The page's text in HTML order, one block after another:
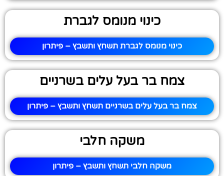
כינוי מנומס לגברת
כינוי מנומס לגברת תשחץ ותשבץ – פיתרון
צמח בר בעל עלים בשרניים
צמח בר בעל עלים בשרניים תשחץ ותשבץ – פיתרון
משקה חלבי
משקה חלבי תשחץ ותשבץ – פיתרון